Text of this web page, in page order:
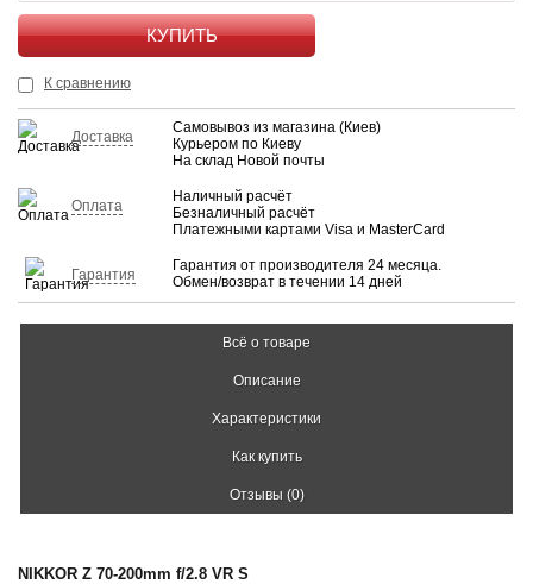
КУПИТЬ
К сравнению
Доставка
Самовывоз из магазина (Киев)
Курьером по Киеву
На склад Новой почты
Оплата
Наличный расчёт
Безналичный расчёт
Платежными картами Visa и MasterCard
Гарантия
Гарантия от производителя 24 месяца.
Обмен/возврат в течении 14 дней
Всё о товаре
Описание
Характеристики
Как купить
Отзывы (0)
NIKKOR Z 70-200mm f/2.8 VR S